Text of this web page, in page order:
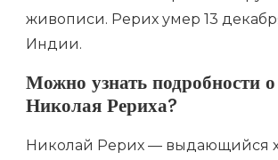
живописи. Рерих умер 13
Индии.
Можно узнать подробности о
Николая Рериха?
Николай Рерих — выдающийся